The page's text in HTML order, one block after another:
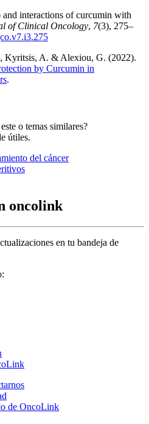
interactions of curcumin with
of Clinical Oncology, 7(3), 275–
Kyritsis, A. & Alexiou, G. (2022).
by Curcumin in
.
o temas similares?
útiles.
del cáncer
oncolink
en tu bandeja de
de OncoLink